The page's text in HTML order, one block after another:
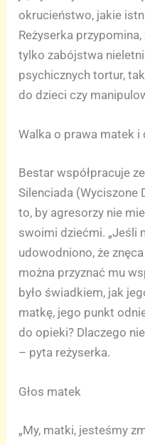
okrucieństwo, jakie
Reżyserka
tylko zabójstwa
psychicznych tortur,
do dzieci czy
Walka o prawa matek i
Bestar współpracuje
Silenciada (Wyciszone
to, by agresorzy nie
swoimi dziećmi. „Jeśli
udowodniono, że
można przyznać mu
było świadkiem, jak
matkę, jego punkt
do opieki? Dlaczego
– pyta reżyserka.
Głos matek
„My, matki, jesteśmy